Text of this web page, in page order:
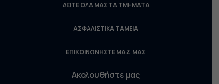
Ακολουθήστε μας
ΔΕΙΤΕ ΟΛΑ ΜΑΣ ΤΑ ΤΜΗΜΑΤΑ
ΑΣΦΑΛΙΣΤΙΚΑ ΤΑΜΕΙΑ
ΕΠΙΚΟΙΝΩΝΗΣΤΕ ΜΑΖΙ ΜΑΣ